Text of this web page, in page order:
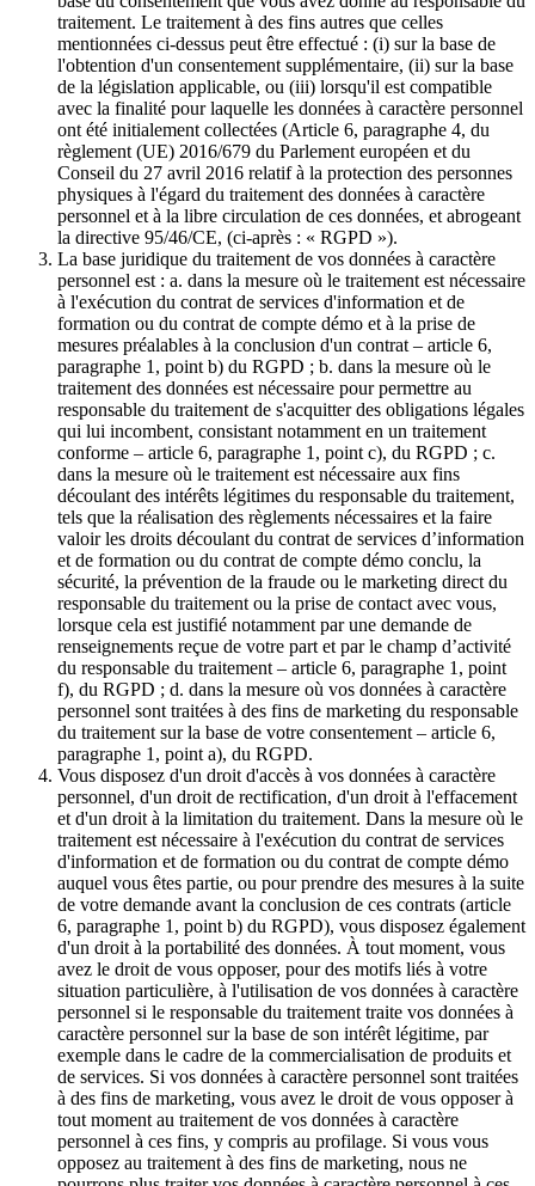
traitement. Le traitement à des fins autres que celles
mentionnées ci-dessus peut être effectué : (i) sur la base de
l'obtention d'un consentement supplémentaire, (ii) sur la base
de la législation applicable, ou (iii) lorsqu'il est compatible
avec la finalité pour laquelle les données à caractère personnel
ont été initialement collectées (Article 6, paragraphe 4, du
règlement (UE) 2016/679 du Parlement européen et du
Conseil du 27 avril 2016 relatif à la protection des personnes
physiques à l'égard du traitement des données à caractère
personnel et à la libre circulation de ces données, et abrogeant
la directive 95/46/CE, (ci-après : « RGPD »).
La base juridique du traitement de vos données à caractère
personnel est : a. dans la mesure où le traitement est nécessaire
à l'exécution du contrat de services d'information et de
formation ou du contrat de compte démo et à la prise de
mesures préalables à la conclusion d'un contrat – article 6,
paragraphe 1, point b) du RGPD ; b. dans la mesure où le
traitement des données est nécessaire pour permettre au
responsable du traitement de s'acquitter des obligations légales
qui lui incombent, consistant notamment en un traitement
conforme – article 6, paragraphe 1, point c), du RGPD ; c.
dans la mesure où le traitement est nécessaire aux fins
découlant des intérêts légitimes du responsable du traitement,
tels que la réalisation des règlements nécessaires et la faire
valoir les droits découlant du contrat de services d’information
et de formation ou du contrat de compte démo conclu, la
sécurité, la prévention de la fraude ou le marketing direct du
responsable du traitement ou la prise de contact avec vous,
lorsque cela est justifié notamment par une demande de
renseignements reçue de votre part et par le champ d’activité
du responsable du traitement – article 6, paragraphe 1, point
f), du RGPD ; d. dans la mesure où vos données à caractère
personnel sont traitées à des fins de marketing du responsable
du traitement sur la base de votre consentement – article 6,
paragraphe 1, point a), du RGPD.
Vous disposez d'un droit d'accès à vos données à caractère
personnel, d'un droit de rectification, d'un droit à l'effacement
et d'un droit à la limitation du traitement. Dans la mesure où le
traitement est nécessaire à l'exécution du contrat de services
d'information et de formation ou du contrat de compte démo
auquel vous êtes partie, ou pour prendre des mesures à la suite
de votre demande avant la conclusion de ces contrats (article
6, paragraphe 1, point b) du RGPD), vous disposez également
d'un droit à la portabilité des données. À tout moment, vous
avez le droit de vous opposer, pour des motifs liés à votre
situation particulière, à l'utilisation de vos données à caractère
personnel si le responsable du traitement traite vos données à
caractère personnel sur la base de son intérêt légitime, par
exemple dans le cadre de la commercialisation de produits et
de services. Si vos données à caractère personnel sont traitées
à des fins de marketing, vous avez le droit de vous opposer à
tout moment au traitement de vos données à caractère
personnel à ces fins, y compris au profilage. Si vous vous
opposez au traitement à des fins de marketing, nous ne